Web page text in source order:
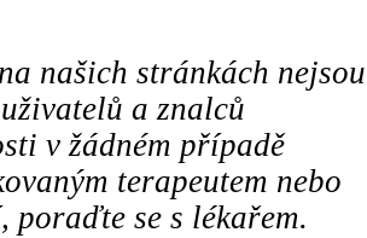
našich stránkách nejsou
a znalců
v žádném případě
terapeutem nebo
poraďte se s lékařem.